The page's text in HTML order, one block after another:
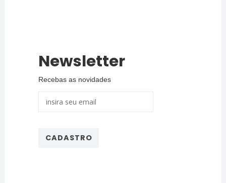
Newsletter
Recebas as novidades